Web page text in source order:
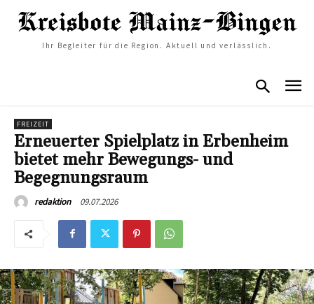
Ihr Begleiter für die Region. Aktuell und verlässlich.
FREIZEIT
Erneuerter Spielplatz in Erbenheim
bietet mehr Bewegungs- und
Begegnungsraum
redaktion 09.07.2026